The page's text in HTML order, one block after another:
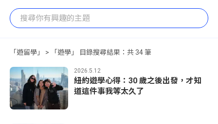
「遊留學」 > 「遊學」 目錄搜尋結果：共 34 筆
2026.5.12
紐約遊學心得：30 歲之後出發，才知
道這件事我等太久了